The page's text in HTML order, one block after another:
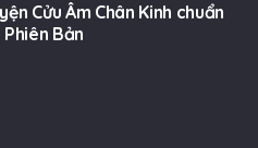
Cửu Âm Chân Kinh chuẩn
Bản